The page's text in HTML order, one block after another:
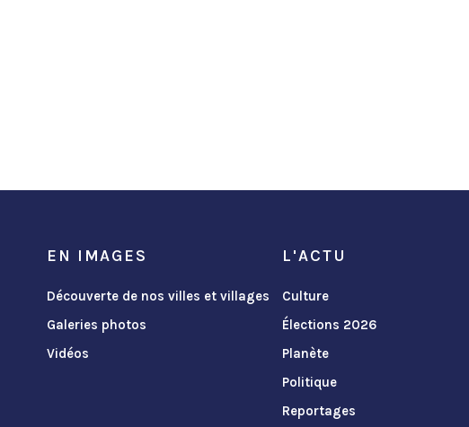
EN IMAGES
Découverte de nos villes et villages
Galeries photos
Vidéos
L'ACTU
Culture
Élections 2026
Planète
Politique
Reportages